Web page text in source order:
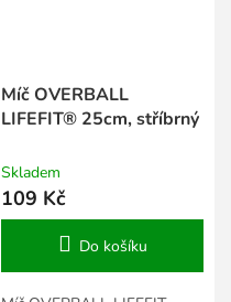
Míč OVERBALL
LIFEFIT® 25cm, stříbrný
Skladem
109 Kč
Do košíku